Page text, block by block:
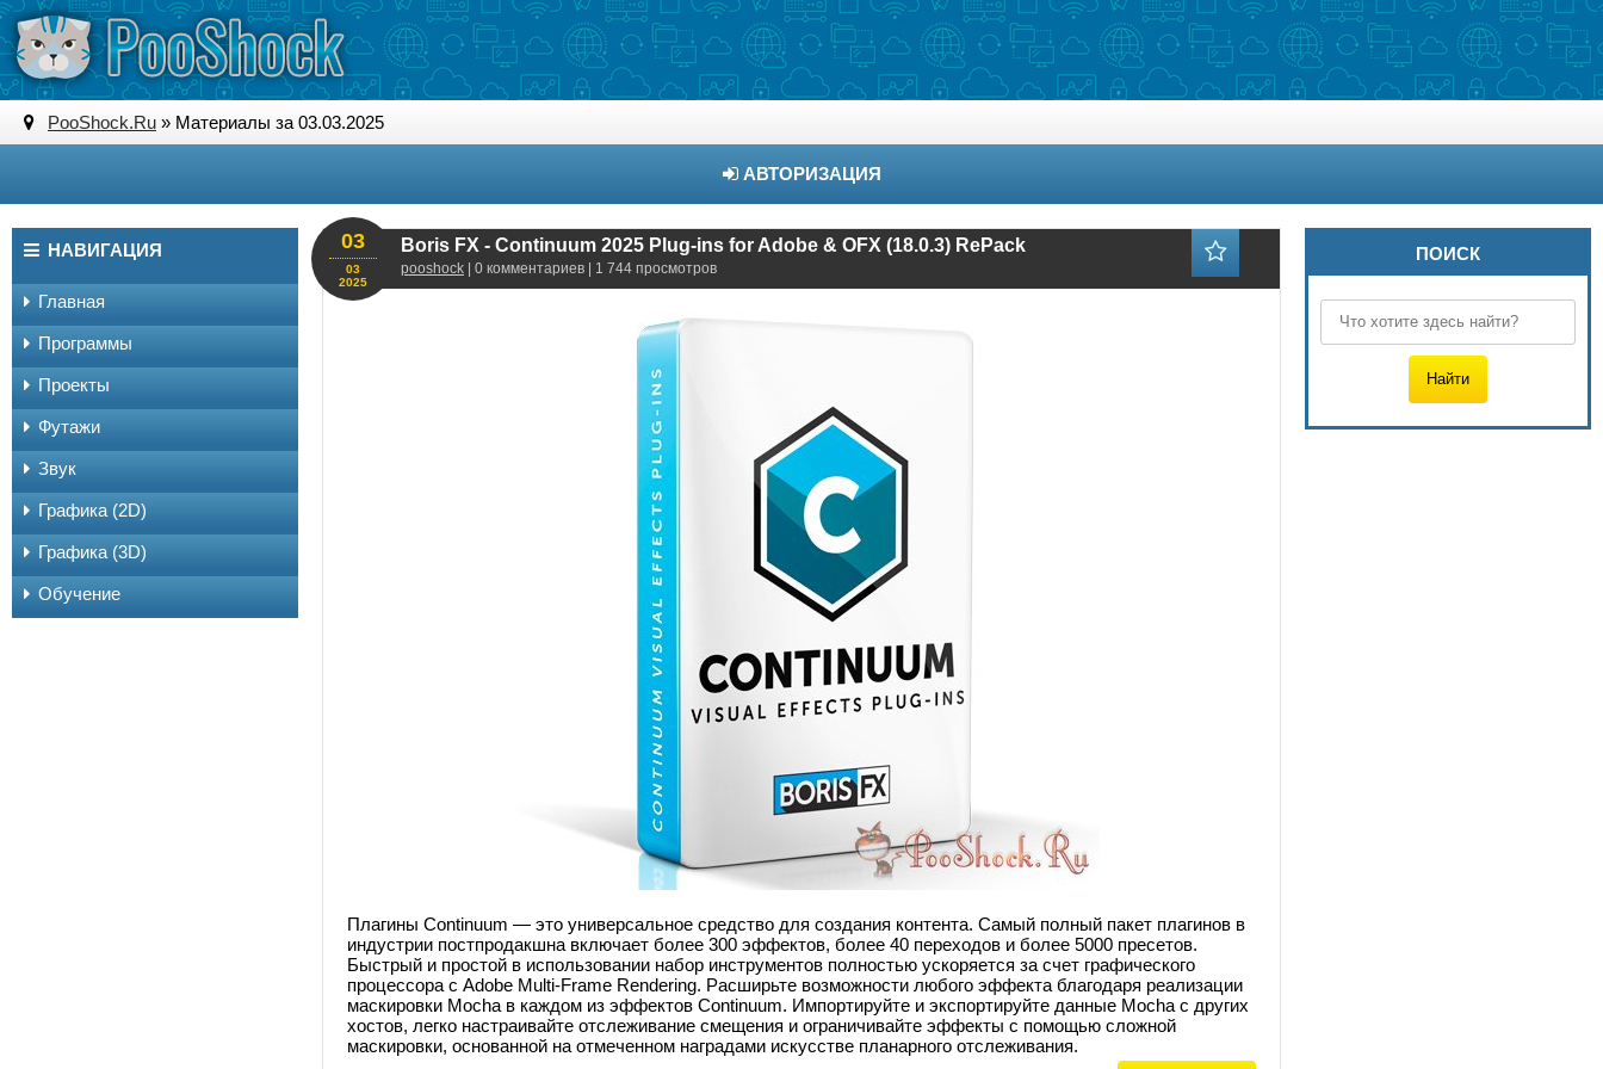
PooShock.Ru » Материалы за 03.03.2025
АВТОРИЗАЦИЯ
Boris FX - Continuum 2025 Plug-ins for Adobe & OFX (18.0.3) RePack
pooshock | 0 комментариев | 1 744 просмотров
03
03
2025
Плагины Continuum — это универсальное средство для создания контента. Самый полный пакет плагинов в
индустрии постпродакшна включает более 300 эффектов, более 40 переходов и более 5000 пресетов.
Быстрый и простой в использовании набор инструментов полностью ускоряется за счет графического
процессора с Adobe Multi-Frame Rendering. Расширьте возможности любого эффекта благодаря реализации
маскировки Mocha в каждом из эффектов Continuum. Импортируйте и экспортируйте данные Mocha с других
хостов, легко настраивайте отслеживание смещения и ограничивайте эффекты с помощью сложной
маскировки, основанной на отмеченном наградами искусстве планарного отслеживания.
НАВИГАЦИЯ
Главная
Программы
Проекты
Футажи
Звук
Графика (2D)
Графика (3D)
Обучение
ПОИСК